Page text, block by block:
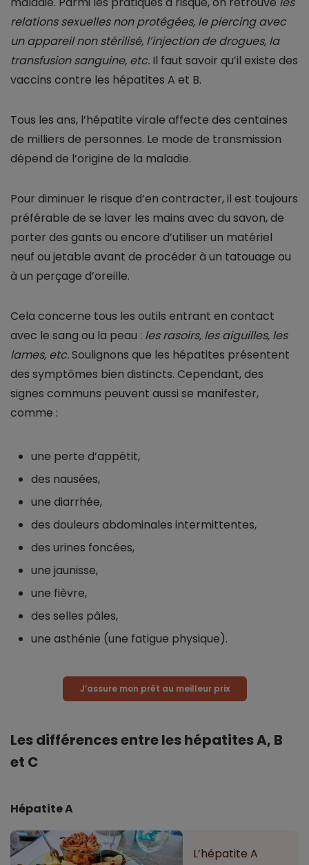
relations sexuelles non protégées, le piercing avec
un appareil non stérilisé, l’injection de drogues, la
transfusion sanguine, etc. Il faut savoir qu’il existe des
vaccins contre les hépatites A et B.
Tous les ans, l’hépatite virale affecte des centaines
de milliers de personnes. Le mode de transmission
dépend de l’origine de la maladie.
Pour diminuer le risque d’en contracter, il est toujours
préférable de se laver les mains avec du savon, de
porter des gants ou encore d’utiliser un matériel
neuf ou jetable avant de procéder à un tatouage ou
à un perçage d’oreille.
Cela concerne tous les outils entrant en contact
avec le sang ou la peau : les rasoirs, les aiguilles, les
lames, etc.Soulignons que les hépatites présentent
des symptômes bien distincts. Cependant, des
signes communs peuvent aussi se manifester,
comme :
une perte d’appétit,
des nausées,
une diarrhée,
des douleurs abdominales intermittentes,
des urines foncées,
une jaunisse,
une fièvre,
des selles pâles,
une asthénie (une fatigue physique).
J’assure mon prêt au meilleur prix
Les différences entre les hépatites A, B
et C
Hépatite A
L’hépatite A